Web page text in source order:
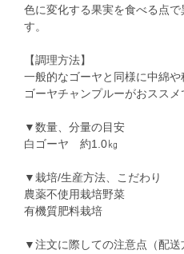
色に変化する果実を食べる点
す。
【調理方法】
一般的なゴーヤと同様に中綿
ゴーヤチャンプルーがおススメ
▼数量、分量の目安
白ゴーヤ 約1.0㎏
▼栽培/生産方法、こだわり
農薬不使用栽培野菜
有機質肥料栽培
▼注文に際しての注意点（配送